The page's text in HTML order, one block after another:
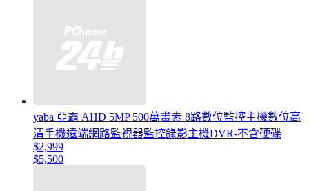
yaba 亞霸 AHD 5MP 500萬畫素 8路數位監控主機數位高
清手機遠端網路監視器監控錄影主機DVR-不含硬碟
$2,999
$5,500